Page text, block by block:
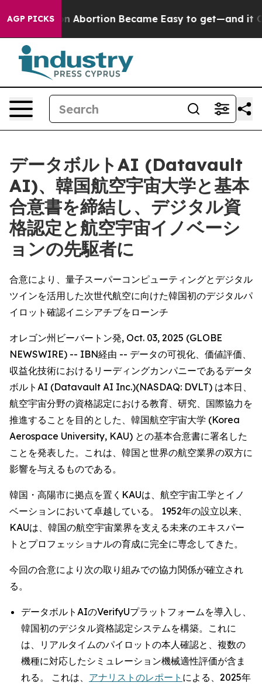
AGP PICKSAbortion Became Easy to get—and it Changed
データボルトAI (Datavault
AI)、韓国航空宇宙大学と基本
合意書を締結し、デジタル資
格認定と航空宇宙イノベーシ
ョンの先駆者に
合意により、量子スーパーコンピューティングとデジタル
ツインを活用した次世代航空に向けた韓国初のデジタルパ
イロット確認イニシアチブをローンチ
オレゴン州ビーバートン発, Oct. 03, 2025 (GLOBE
NEWSWIRE) -- IBN経由 -- データの可視化、価値評価、
収益化技術におけるリーディングカンパニーであるデータ
ボルトAI (Datavault AI Inc.)(NASDAQ: DVLT) は本日、
航空宇宙分野の資格認定における教育、研究、国際協力を
推進することを目的とした、韓国航空宇宙大学 (Korea
Aerospace University, KAU) との基本合意書に署名した
ことを発表した。これは、韓国と世界の航空業界の双方に
影響を与えるものである。
韓国・高陽市に拠点を置くKAUは、航空宇宙工学とイノ
ベーションにおいて卓越している。 1952年の設立以来、
KAUは、韓国の航空宇宙業界を支える未来のエキスパー
トとプロフェッショナルの育成に完全に専念してきた。
今回の合意により次の取り組みでの協力関係が確立され
る。
データボルトAIのVerifyUプラットフォームを導入し、
韓国初のデジタル資格認定システムを構築。これに
は、リアルタイムのパイロットの本人確認と、複数の
機種に対応したシミュレーション機械適性評価が含ま
れる。 これは、 アナリストのレポート による、2025年